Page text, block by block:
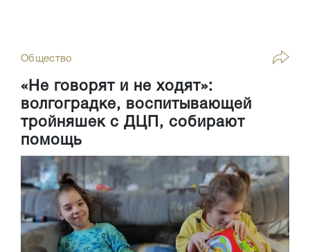
Общество
«Не говорят и не ходят»:
волгоградке, воспитывающей
тройняшек с ДЦП, собирают
помощь